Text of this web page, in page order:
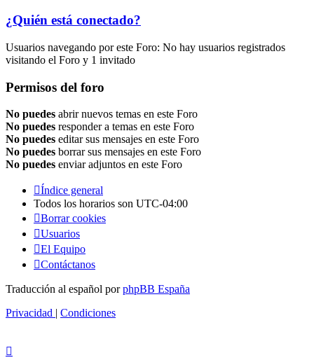
¿Quién está conectado?
Usuarios navegando por este Foro: No hay usuarios registrados
visitando el Foro y 1 invitado
Permisos del foro
No puedes abrir nuevos temas en este Foro
No puedes responder a temas en este Foro
No puedes editar sus mensajes en este Foro
No puedes borrar sus mensajes en este Foro
No puedes enviar adjuntos en este Foro
Índice general
Todos los horarios son UTC-04:00
Borrar cookies
Usuarios
El Equipo
Contáctanos
Traducción al español porphpBB España
Privacidad | Condiciones